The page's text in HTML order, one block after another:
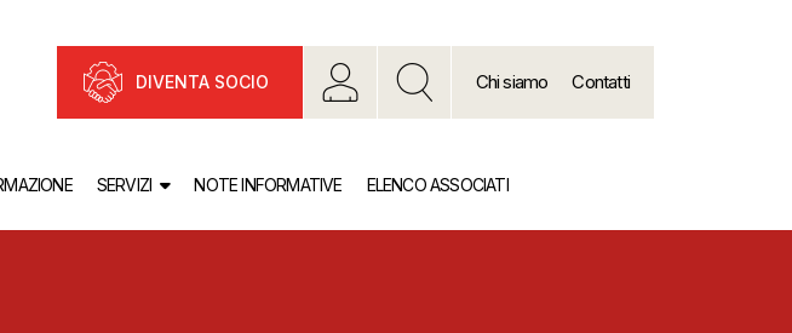
DIVENTA SOCIO Chi siamo Contatti
SERVIZI NOTE INFORMATIVE ELENCO ASSOCIATI